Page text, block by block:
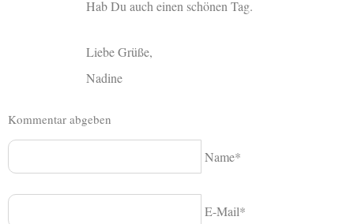
Hab Du auch einen schönen Tag.
Liebe Grüße,
Nadine
Kommentar abgeben
Name*
E-Mail*